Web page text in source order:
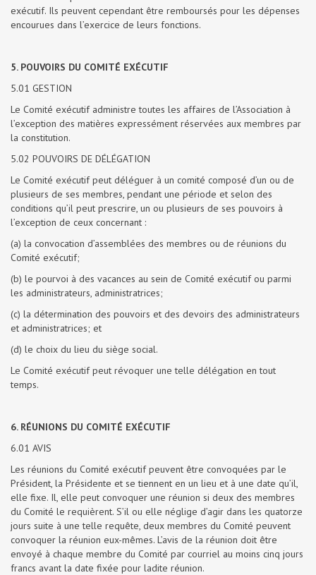
exécutif. Ils peuvent cependant être remboursés pour les dépenses
encourues dans l’exercice de leurs fonctions.
5. POUVOIRS DU COMITÉ EXÉCUTIF
5.01 GESTION
Le Comité exécutif administre toutes les affaires de l’Association à
l’exception des matières expressément réservées aux membres par
la constitution.
5.02 POUVOIRS DE DÉLÉGATION
Le Comité exécutif peut déléguer à un comité composé d’un ou de
plusieurs de ses membres, pendant une période et selon des
conditions qu’il peut prescrire, un ou plusieurs de ses pouvoirs à
l’exception de ceux concernant :
(a) la convocation d’assemblées des membres ou de réunions du
Comité exécutif;
(b) le pourvoi à des vacances au sein de Comité exécutif ou parmi
les administrateurs, administratrices;
(c) la détermination des pouvoirs et des devoirs des administrateurs
et administratrices; et
(d) le choix du lieu du siège social.
Le Comité exécutif peut révoquer une telle délégation en tout
temps.
6. RÉUNIONS DU COMITÉ EXÉCUTIF
6.01 AVIS
Les réunions du Comité exécutif peuvent être convoquées par le
Président, la Présidente et se tiennent en un lieu et à une date qu’il,
elle fixe. Il, elle peut convoquer une réunion si deux des membres
du Comité le requièrent. S’il ou elle néglige d’agir dans les quatorze
jours suite à une telle requête, deux membres du Comité peuvent
convoquer la réunion eux-mêmes. L’avis de la réunion doit être
envoyé à chaque membre du Comité par courriel au moins cinq jours
francs avant la date fixée pour ladite réunion.